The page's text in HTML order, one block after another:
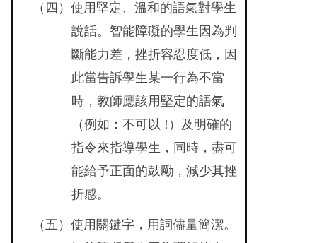
（四）使用堅定、溫和的語氣對學生
說話。智能障礙的學生因為判
斷能力差，挫折容忍度低，因
此當告訴學生某一行為不當
時，教師應該用堅定的語氣
（例如：不可以 !）及明確的
指令來指導學生，同時，盡可
能給予正面的鼓勵，減少其挫
折感。
（五）使用關鍵字，用詞儘量簡潔。